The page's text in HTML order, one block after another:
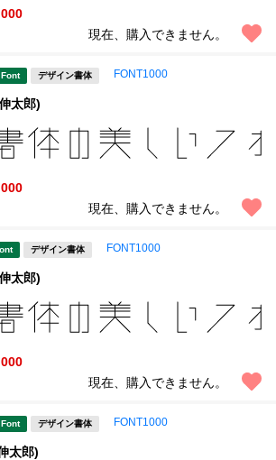
デザイン毛筆
すべてを表示
現在、購入できません。
デザイン書体 FONT1000
太郎)
現在、購入できません。
デザイン書体 FONT1000
太郎)
現在、購入できません。
デザイン書体 FONT1000
太郎)